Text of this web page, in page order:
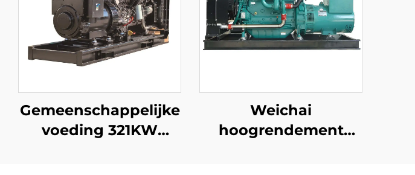
Gemeenschappelijke
voeding 321KW
Weichai
hoogrendement